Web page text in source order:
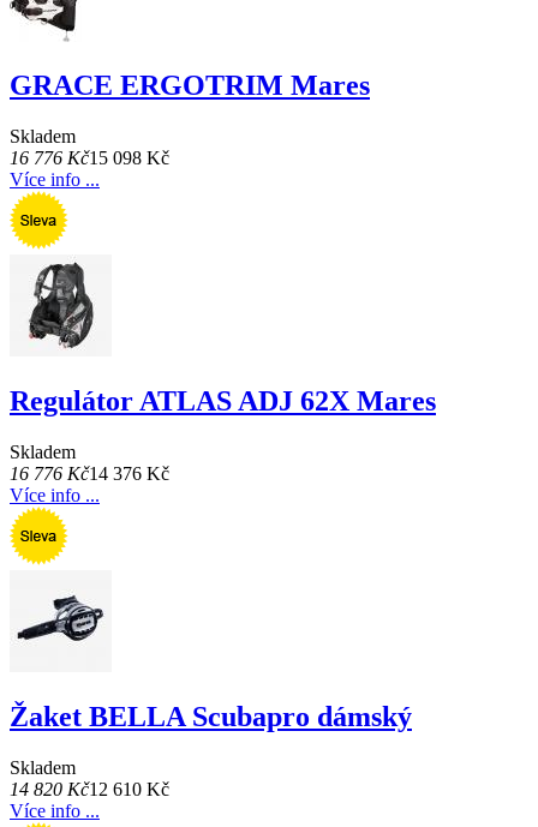
GRACE ERGOTRIM Mares
Skladem
16 776 Kč15 098 Kč
Více info ...
Regulátor ATLAS ADJ 62X Mares
Skladem
16 776 Kč14 376 Kč
Více info ...
Žaket BELLA Scubapro dámský
Skladem
14 820 Kč12 610 Kč
Více info ...